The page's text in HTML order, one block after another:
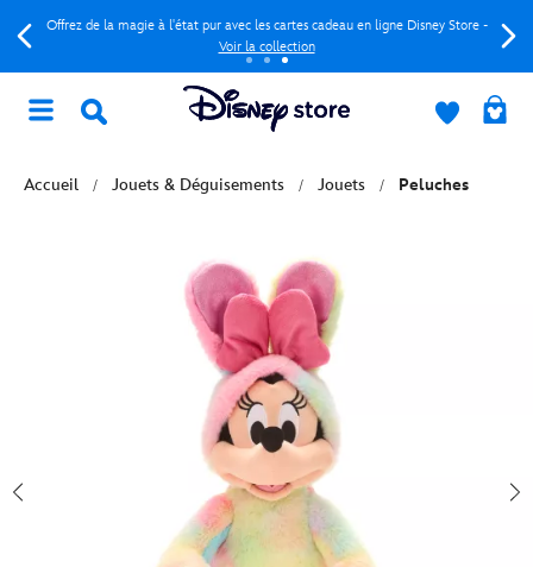
Offrez de la magie à l'état pur avec les cartes cadeau en ligne Disney Store -
Voir la collection
Accueil Jouets & Déguisements Jouets Peluches